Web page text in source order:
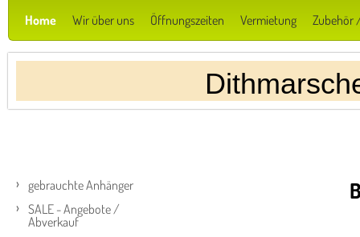
Home Wir über uns Öffnungszeiten Vermietung Zubehör
gebrauchte Anhänger
SALE - Angebote /
Abverkauf